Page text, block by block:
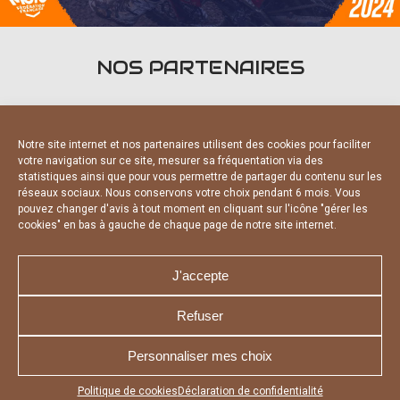
Notre site internet et nos partenaires utilisent des cookies pour faciliter
votre navigation sur ce site, mesurer sa fréquentation via des
statistiques ainsi que pour vous permettre de partager du contenu sur les
réseaux sociaux. Nous conservons votre choix pendant 6 mois. Vous
pouvez changer d'avis à tout moment en cliquant sur l'icône "gérer les
cookies" en bas à gauche de chaque page de notre site internet.
J'accepte
Refuser
Personnaliser mes choix
Politique de cookies Déclaration de confidentialité
Appuyez sur le bouton partager en bas de votre
NOS PARTENAIRES
PARTENAIRES OFFICIELS
NOUS CONTACTER
MENTIONS LÉGALES
CHARTE DE CONFIDENTIALITÉ
DÉCLARATION DE CONFIDENTIALITÉ
RÉALISÉ PAR L’AGENCE WEB A3 WEB